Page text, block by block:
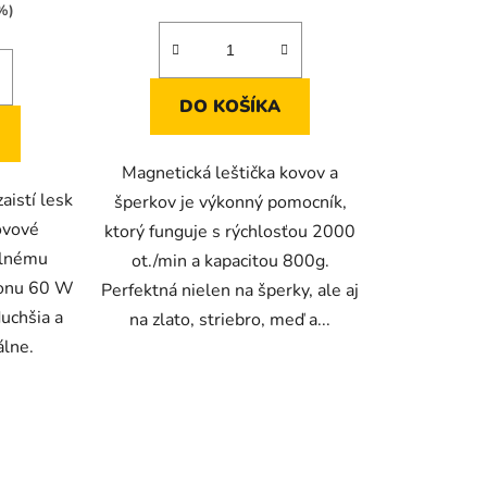
lesk
60 W
a
z
hviezdičiek.
DO KOŠÍKA
Magnetická leštička kovov a
šperkov je výkonný pomocník,
ktorý funguje s rýchlosťou 2000
ot./min a kapacitou 800g.
Perfektná nielen na šperky, ale aj
na zlato, striebro, meď a...